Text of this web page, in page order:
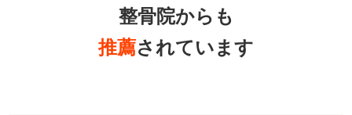
整骨院からも
推薦されています